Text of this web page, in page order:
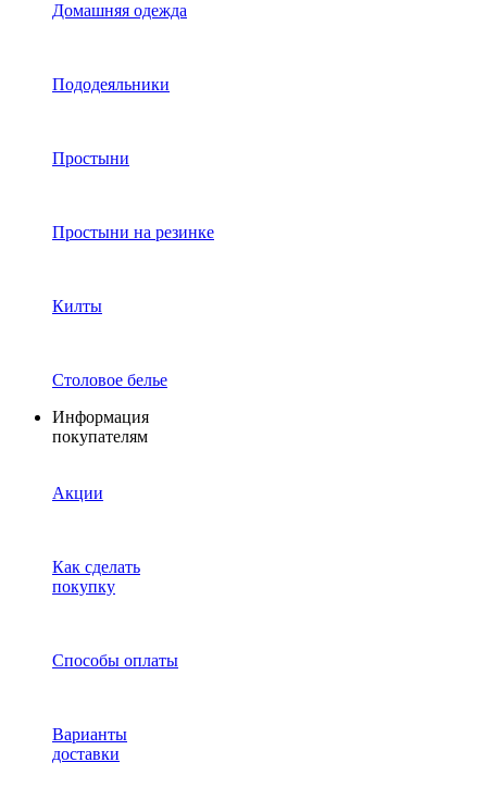
Домашняя одежда
Пододеяльники
Простыни
Простыни на резинке
Килты
Столовое белье
Информация
покупателям
Акции
Как сделать
покупку
Способы оплаты
Варианты
доставки